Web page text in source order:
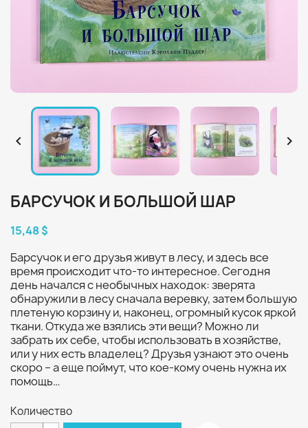
 
БАРСУЧОК И БОЛЬШОЙ ШАР
15,48 $
Барсучок и его друзья живут в лесу, и здесь все
время происходит что-то интересное. Сегодня
день начался с необычных находок: зверята
обнаружили в лесу сначала веревку, затем большую
плетеную корзину и, наконец, огромный кусок яркой
ткани. Откуда же взялись эти вещи? Можно ли
забрать их себе, чтобы использовать в хозяйстве,
или у них есть владелец? Друзья узнают это очень
скоро – а еще поймут, что кое-кому очень нужна их
помощь…
Количество